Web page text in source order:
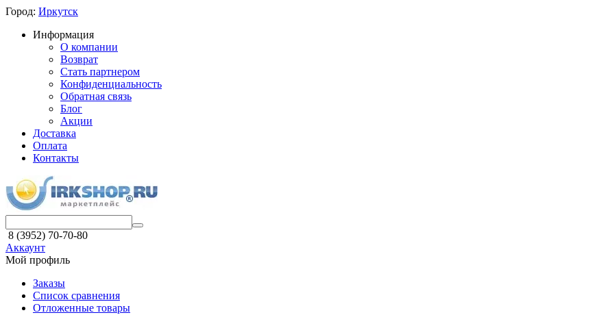
Город: Иркутск
Информация
О компании
Возврат
Стать партнером
Конфиденциальность
Обратная связь
Блог
Акции
Доставка
Оплата
Контакты
8 (3952) 70-70-80
Аккаунт
Мой профиль
Заказы
Список сравнения
Отложенные товары